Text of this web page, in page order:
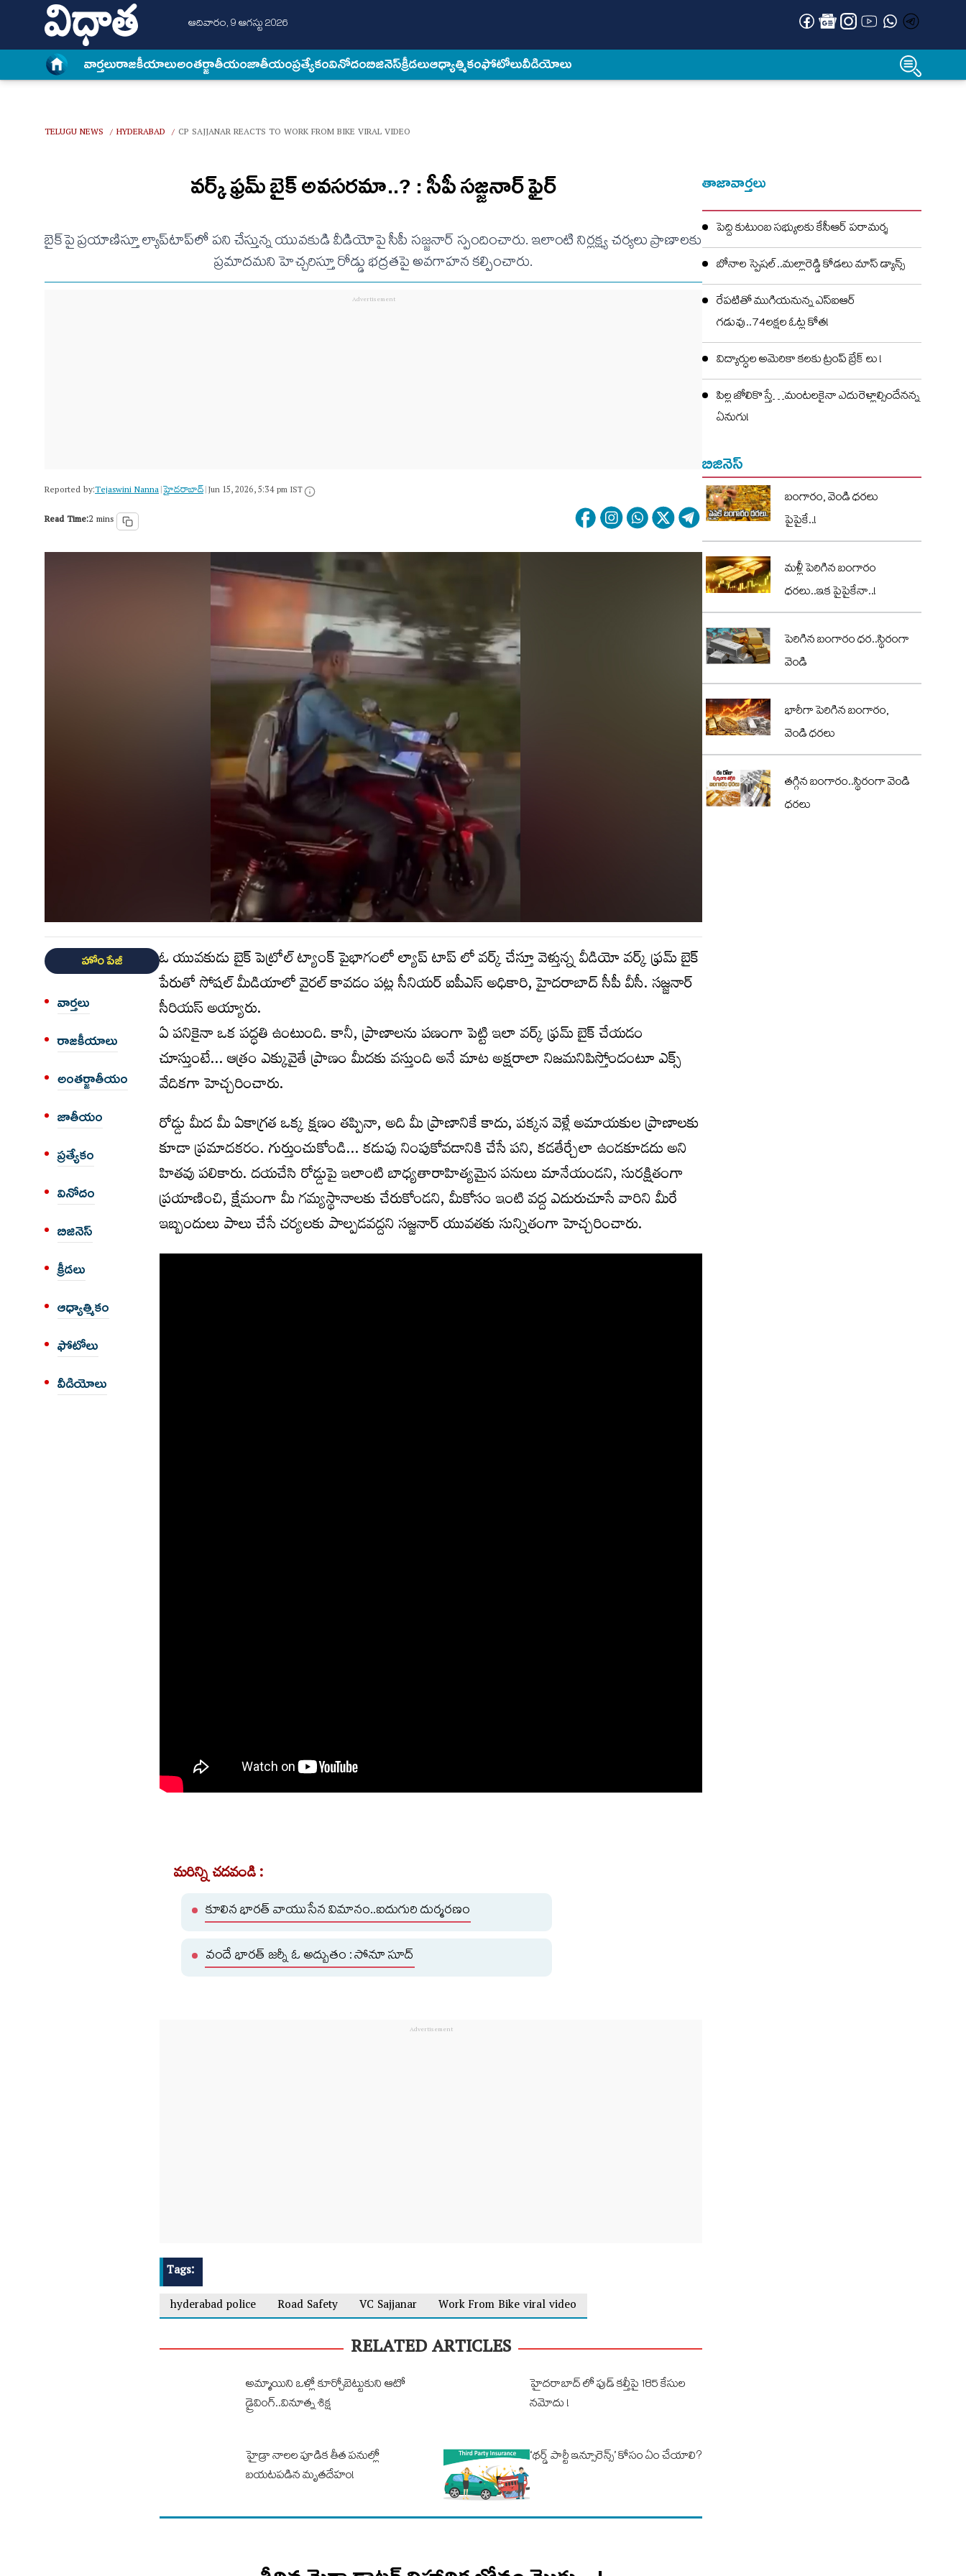
ఆదివారం, 9 ఆగస్టు 2026
వార్త‌లురాజకీయాలుఅంత‌ర్జాతీయంజాతీయంప్రత్యేకంవినోదంబిజినెస్క్రీడలుఆధ్యాత్మికంఫోటోలువీడియోలు
TELUGU NEWS / HYDERABAD / CP SAJJANAR REACTS TO WORK FROM BIKE VIRAL VIDEO
వర్క్ ఫ్రమ్ బైక్ అవసరమా..? : సీపీ సజ్జనార్ ఫైర్
బైక్‌పై ప్రయాణిస్తూ ల్యాప్‌టాప్‌లో పని చేస్తున్న యువకుడి వీడియోపై సీపీ సజ్జనార్ స్పందించారు. ఇలాంటి నిర్లక్ష్య చర్యలు ప్రాణాలకు
ప్రమాదమని హెచ్చరిస్తూ రోడ్డు భద్రతపై అవగాహన కల్పించారు.
Reported by:Tejaswini Nanna|హైదరాబాద్​|Jun 15, 2026, 5:34 pm IST
Read Time:2 mins
హోం పేజీ
వార్త‌లు
రాజకీయాలు
అంత‌ర్జాతీయం
జాతీయం
ప్రత్యేకం
వినోదం
బిజినెస్
క్రీడలు
ఆధ్యాత్మికం
ఫోటోలు
వీడియోలు
ఓ యువకుడు బైక్ పెట్రోల్ ట్యాంక్ పైభాగంలో ల్యాప్ టాప్ లో వర్క్ చేస్తూ వెళ్తున్న వీడియో వర్క్ ఫ్రమ్ బైక్
పేరుతో సోషల్ మీడియాలో వైరల్ కావడం పట్ల సీనియర్ ఐపీఎస్ అధికారి, హైదరాబాద్ సీపీ వీసీ. సజ్జనార్
సీరియస్ అయ్యారు.
ఏ పనికైనా ఒక పద్ధతి ఉంటుంది. కానీ, ప్రాణాలను పణంగా పెట్టి ఇలా వర్క్ ఫ్రమ్ బైక్ చేయడం
చూస్తుంటే… ఆత్రం ఎక్కువైతే ప్రాణం మీదకు వస్తుంది అనే మాట అక్షరాలా నిజమనిపిస్తోందంటూ ఎక్స్
వేదికగా హెచ్చరించారు.
రోడ్డు మీద మీ ఏకాగ్రత ఒక్క క్షణం తప్పినా, అది మీ ప్రాణానికే కాదు, పక్కన వెళ్లే అమాయకుల ప్రాణాలకు
కూడా ప్రమాదకరం. గుర్తుంచుకోండి… కడుపు నింపుకోవడానికి చేసే పని, కడతేర్చేలా ఉండకూడదు అని
హితవు పలికారు. దయచేసి రోడ్డుపై ఇలాంటి బాధ్యతారాహిత్యమైన పనులు మానేయండని, సురక్షితంగా
ప్రయాణించి, క్షేమంగా మీ గమ్యస్థానాలకు చేరుకోండని, మీకోసం ఇంటి వద్ద ఎదురుచూసే వారిని మీరే
ఇబ్బందులు పాలు చేసే చర్యలకు పాల్పడవద్దని సజ్జనార్ యువతకు సున్నితంగా హెచ్చరించారు.
మరిన్ని చదవండి :
కూలిన భారత్ వాయుసేన విమానం..ఐదుగురి దుర్మరణం
వందే భారత్ జర్నీ ఓ అద్బుతం : సోనూ సూద్
Tags:
hyderabad police
Road Safety VC Sajjanar Work From Bike viral video
RELATED ARTICLES
అమ్మాయిని ఒళ్లో కూర్చోబెట్టుకుని ఆటో
డ్రైవింగ్..వినూత్న శిక్ష
హైదరాబాద్ లో ఫుడ్ కల్తీపై 185 కేసుల
నమోదు !
హైడ్రా నాలల పూడిక తీత పనుల్లో
బయటపడిన మృత‌దేహం!
‘థర్డ్ పార్టీ ఇన్సూరెన్స్’ కోసం ఏం చేయాలి?
తాజావార్తలు
పెద్ది కుటుంబ సభ్యులకు కేసీఆర్ పరామర్శ
బోనాల స్పెషల్..మల్లారెడ్డి కోడలు మాస్ డ్యాన్స్
రేపటితో ముగియనున్న ఎస్‌ఐఆర్
గడువు..74లక్షల ఓట్ల కోత!
విద్యార్ధుల అమెరికా కలకు ట్రంప్ బ్రేక్ లు !
పిల్ల జోలికొస్తే…మంటలకైనా ఎదురెళ్లాల్సిందేనన్న
ఏనుగు!
బిజినెస్
బంగారం, వెండి ధరలు
పైపైకే..!
మళ్లీ పెరిగిన బంగారం
ధరలు..ఇక పైపైకేనా..!
పెరిగిన బంగారం ధర..స్థిరంగా
వెండి
భారీగా పెరిగిన బంగారం,
వెండి ధరలు
తగ్గిన బంగారం..స్థిరంగా వెండి
ధరలు